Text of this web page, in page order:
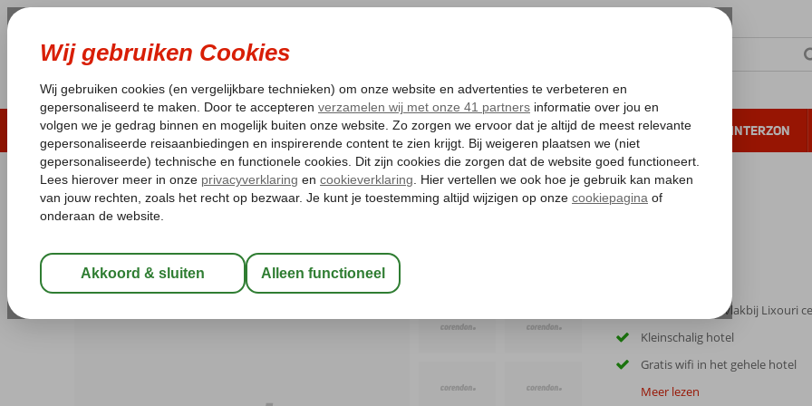
LAST MINUTE ZOMER 2026 ZONVAKANTIE VERRE REIZEN ALL INCLUSIVE WINTERZON
Pakketgarantie Laagsteprijsgarantie* Gratis annuleren*
Home
Griekenland Kefalonia
La Cite Hotel
Logies en ontbijt Hotel
Rustig gelegen, vlakbij Lixouri
Kleinschalig hotel
Gratis wifi in het gehele hotel
Meer lezen